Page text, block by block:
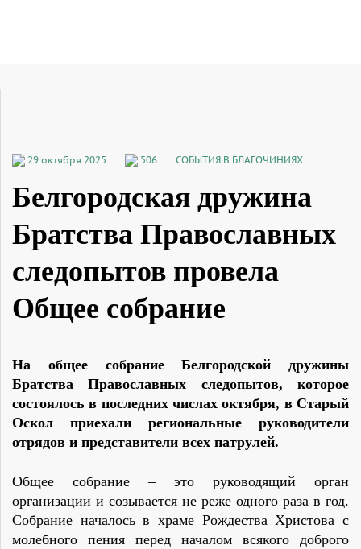
29 октября 2025 506 СОБЫТИЯ В БЛАГОЧИНИЯХ
Белгородская дружина
Братства Православных
следопытов провела
Общее собрание
На общее собрание Белгородской дружины
Братства Православных следопытов, которое
состоялось в последних числах октября, в Старый
Оскол приехали региональные руководители
отрядов и представители всех патрулей.
Общее собрание – это руководящий орган
организации и созывается не реже одного раза в год.
Собрание началось в храме Рождества Христова с
молебного пения перед началом всякого доброго